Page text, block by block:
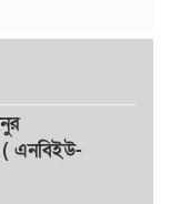
এনবিইউ-